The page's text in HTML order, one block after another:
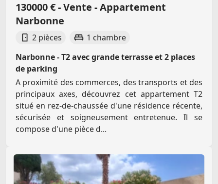
130000 € - Vente - Appartement
Narbonne
2 pièces
1 chambre
Narbonne - T2 avec grande terrasse et 2 places
de parking
A proximité des commerces, des transports et des
principaux axes, découvrez cet appartement T2
situé en rez-de-chaussée d'une résidence récente,
sécurisée et soigneusement entretenue. Il se
compose d'une pièce d...